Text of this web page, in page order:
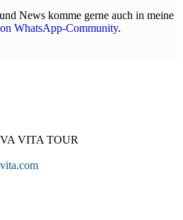
News komme gerne auch in meine
WhatsApp-Community.
VITA TOUR